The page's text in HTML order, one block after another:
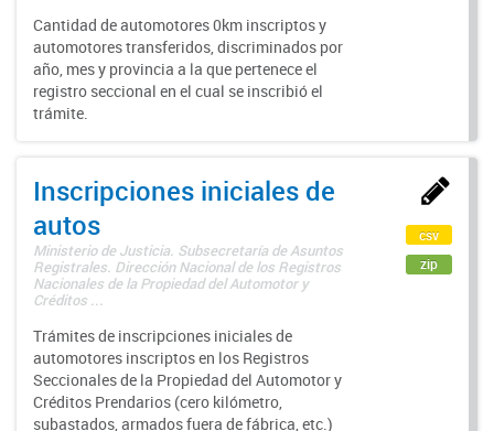
Cantidad de automotores 0km inscriptos y
automotores transferidos, discriminados por
año, mes y provincia a la que pertenece el
registro seccional en el cual se inscribió el
trámite.
Inscripciones iniciales de
autos
Ministerio de Justicia. Subsecretaría de Asuntos
Registrales. Dirección Nacional de los Registros
Nacionales de la Propiedad del Automotor y
Créditos ...
Trámites de inscripciones iniciales de
automotores inscriptos en los Registros
Seccionales de la Propiedad del Automotor y
Créditos Prendarios (cero kilómetro,
subastados, armados fuera de fábrica, etc.)
csv
zip